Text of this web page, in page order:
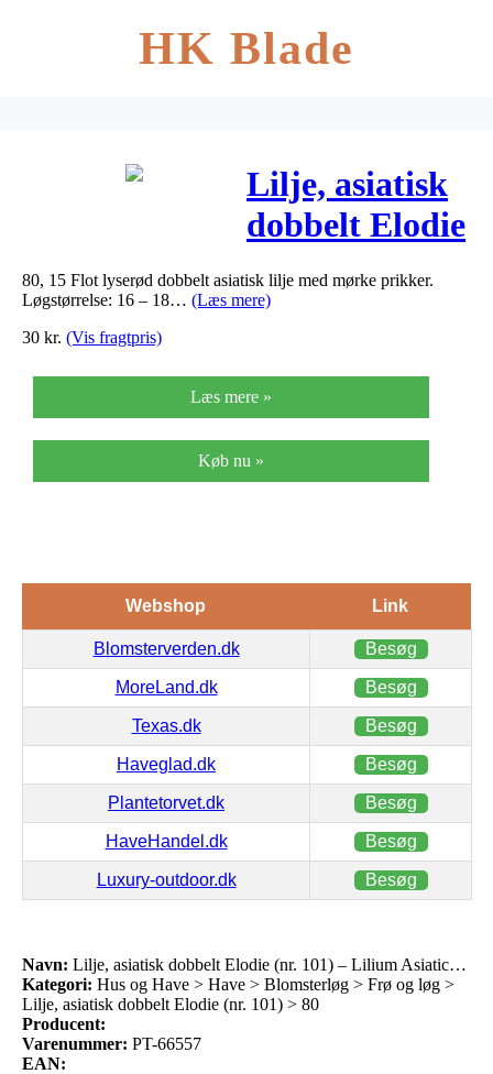
HK Blade
Lilje, asiatisk
dobbelt Elodie
(nr. 101) –
Lilium
80, 15 Flot lyserød dobbelt asiatisk lilje med mørke prikker.
Løgstørrelse: 16 – 18… (Læs mere)
30 kr. (Vis fragtpris)
Læs mere »
Køb nu »
Webshop Link
Blomsterverden.dk Besøg
MoreLand.dk Besøg
Texas.dk Besøg
Haveglad.dk Besøg
Plantetorvet.dk Besøg
HaveHandel.dk Besøg
Luxury-outdoor.dk Besøg
Navn: Lilje, asiatisk dobbelt Elodie (nr. 101) – Lilium Asiatic…
Kategori: Hus og Have > Have > Blomsterløg > Frø og løg >
Lilje, asiatisk dobbelt Elodie (nr. 101) > 80
Producent:
Varenummer: PT-66557
EAN: